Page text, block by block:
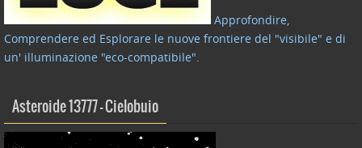
Approfondire,
Comprendere ed Esplorare le nuove frontiere del "visibile" e di
un' illuminazione "eco-compatibile".
Asteroide 13777 – Cielobuio